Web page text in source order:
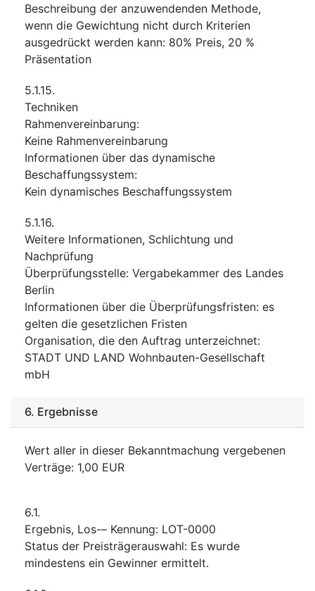
Beschreibung der anzuwendenden Methode,
wenn die Gewichtung nicht durch Kriterien
ausgedrückt werden kann: 80% Preis, 20 %
Präsentation
5.1.15.
Techniken
Rahmenvereinbarung:
Keine Rahmenvereinbarung
Informationen über das dynamische
Beschaffungssystem:
Kein dynamisches Beschaffungssystem
5.1.16.
Weitere Informationen, Schlichtung und
Nachprüfung
Überprüfungsstelle: Vergabekammer des Landes
Berlin
Informationen über die Überprüfungsfristen: es
gelten die gesetzlichen Fristen
Organisation, die den Auftrag unterzeichnet:
STADT UND LAND Wohnbauten-Gesellschaft
mbH
6. Ergebnisse
Wert aller in dieser Bekanntmachung vergebenen
Verträge: 1,00 EUR
6.1.
Ergebnis, Los-– Kennung: LOT-0000
Status der Preisträgerauswahl: Es wurde
mindestens ein Gewinner ermittelt.